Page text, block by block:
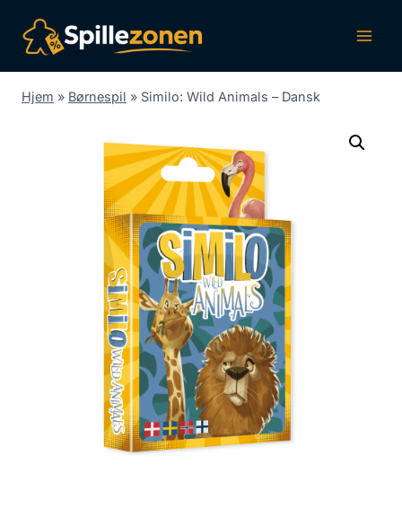
indhold
Hjem » Børnespil » Similo: Wild Animals – Dansk